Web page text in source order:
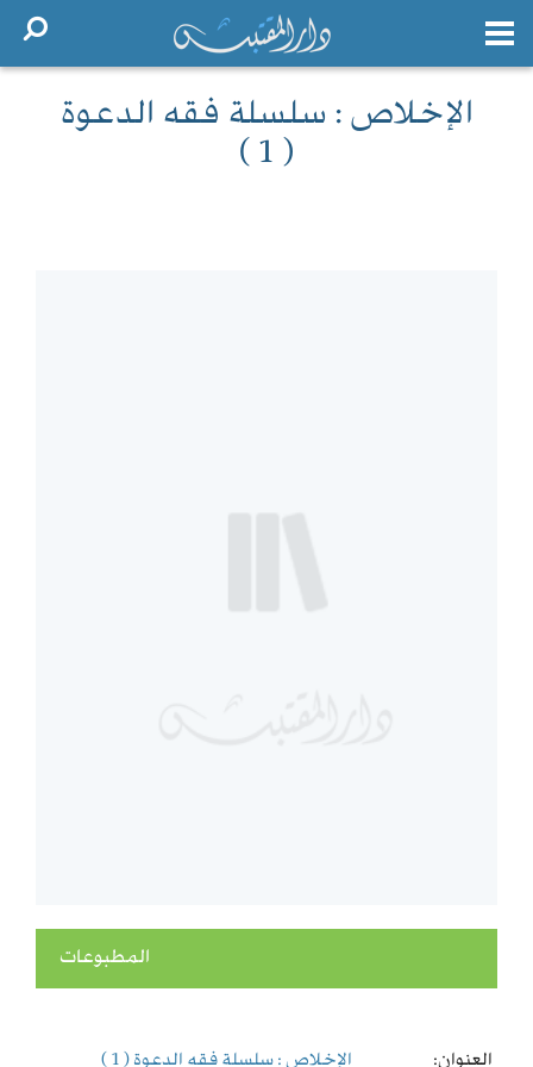
الإخلاص : سلسلة فقه الدعوة
( 1 )
المطبوعات
العنوان: الإخلاص : سلسلة فقه الدعوة ( 1 )